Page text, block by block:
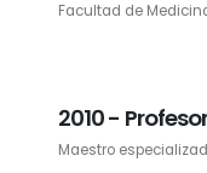
Facultad de
2010 -
Maestro